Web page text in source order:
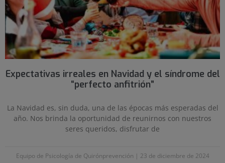
Expectativas irreales en Navidad y el síndrome del
“perfecto anfitrión”
Equipo de Psicología de Quirónprevención 23 de diciembre de 2024
La Navidad es, sin duda, una de las épocas más esperadas del
año. Nos brinda la oportunidad de reunirnos con nuestros
seres queridos, disfrutar de